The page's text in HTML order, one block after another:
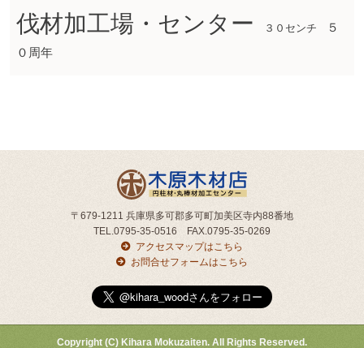
伐材加工場・センター
３０センチ
５
０周年
〒679-1211 兵庫県多可郡多可町加美区寺内88番地
TEL.0795-35-0516 FAX.0795-35-0269
アクセスマップはこちら
お問合せフォームはこちら
Copyright (C) Kihara Mokuzaiten. All Rights Reserved.